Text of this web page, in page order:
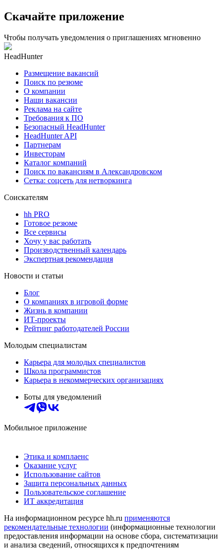
Скачайте приложение
Чтобы получать уведомления о приглашениях мгновенно
HeadHunter
Размещение вакансий
Поиск по резюме
О компании
Наши вакансии
Реклама на сайте
Требования к ПО
Безопасный HeadHunter
HeadHunter API
Партнерам
Инвесторам
Каталог компаний
Поиск по вакансиям в Александровском
Сетка: соцсеть для нетворкинга
Соискателям
hh PRO
Готовое резюме
Все сервисы
Хочу у вас работать
Производственный календарь
Экспертная рекомендация
Новости и статьи
Блог
О компаниях в игровой форме
Жизнь в компании
ИТ-проекты
Рейтинг работодателей России
Молодым специалистам
Карьера для молодых специалистов
Школа программистов
Карьера в некоммерческих организациях
Боты для уведомлений
Мобильное приложение
Этика и комплаенс
Оказание услуг
Использование сайтов
Защита персональных данных
Пользовательское соглашение
ИТ аккредитация
На информационном ресурсе hh.ru применяются
рекомендательные технологии (информационные технологии
предоставления информации на основе сбора, систематизации
и анализа сведений, относящихся к предпочтениям